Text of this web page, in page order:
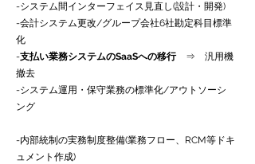
-システム間インターフェイス見直し(設計・開発)
-会計システム更改/グループ会社6社勘定科目標準
化
-支払い業務システムのSaaSへの移行⇒ 汎用機
撤去
-システム運用・保守業務の標準化/アウトソーシ
ング
-内部統制の実務制度整備(業務フロー、RCM等ドキ
ュメント作成)